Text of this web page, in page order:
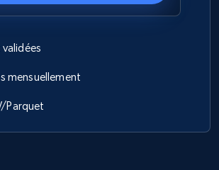
162+
mensuellement
Parquet